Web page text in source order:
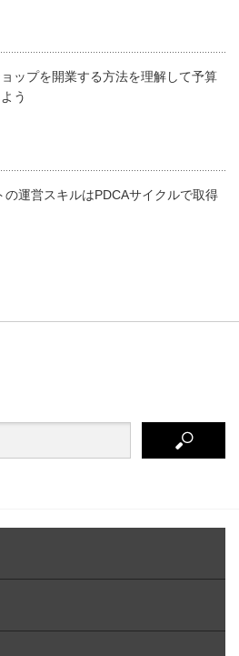
ップを開業する方法を理解して予算
う
の運営スキルはPDCAサイクルで取得